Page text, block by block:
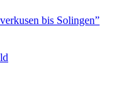
bis Solingen”